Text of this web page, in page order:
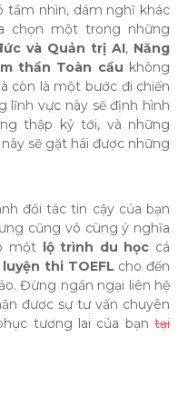
tầm nhìn, dám nghĩ khác
chọn một trong những
và Quản trị AI, Năng
thần Toàn cầu không
còn là một bước đi chiến
lĩnh vực này sẽ định hình
thập kỷ tới, và những
sẽ gặt hái được những
đối tác tin cậy của bạn
cũng vô cùng ý nghĩa
một lộ trình du học cá
luyện thi TOEFL cho đến
Đừng ngần ngại liên hệ
được sự tư vấn chuyên
tương lai của bạntại